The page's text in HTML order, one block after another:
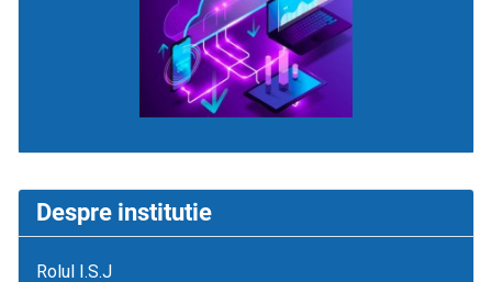
Despre institutie
Rolul I.S.J